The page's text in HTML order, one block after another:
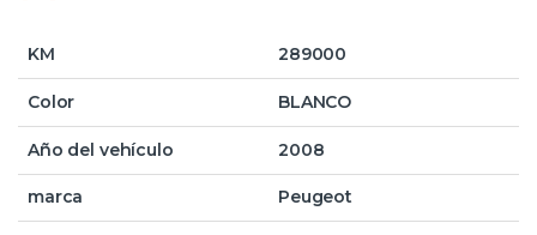
KM 289000
Color BLANCO
Año del vehículo 2008
marca Peugeot